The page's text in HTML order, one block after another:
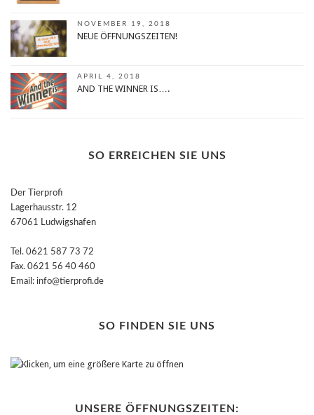
NOVEMBER 19, 2018
NEUE ÖFFNUNGSZEITEN!
APRIL 4, 2018
AND THE WINNER IS….
SO ERREICHEN SIE UNS
Der Tierprofi
Lagerhausstr. 12
67061 Ludwigshafen
Tel. 0621 587 73 72
Fax. 0621 56 40 460
Email: info@tierprofi.de
SO FINDEN SIE UNS
UNSERE ÖFFNUNGSZEITEN: